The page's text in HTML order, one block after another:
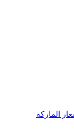
الماركة